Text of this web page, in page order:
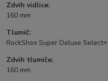
Zdvih vidlice:
160 mm
Tlumič:
RockShox Super Deluxe
Zdvih tlumiče:
160 mm